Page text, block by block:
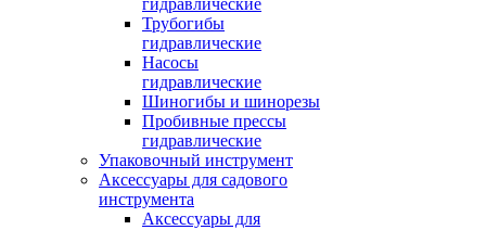
гидравлические
Трубогибы
гидравлические
Насосы
гидравлические
Шиногибы и шинорезы
Пробивные прессы
гидравлические
Упаковочный инструмент
Аксессуары для садового
инструмента
Аксессуары для